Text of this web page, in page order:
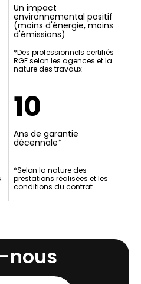
Un impact
environnemental positif
(moins d'énergie, moins
d'émissions)
*Des professionnels certifiés
RGE selon les agences et la
nature des travaux
10
Ans de garantie
décennale*
*Selon la nature des
prestations réalisées et les
conditions du contrat.
nous